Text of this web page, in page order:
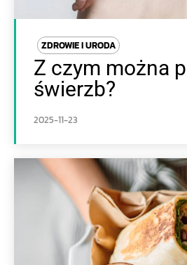
ZDROWIE I URODA
Z czym można
świerzb?
2025-11-23